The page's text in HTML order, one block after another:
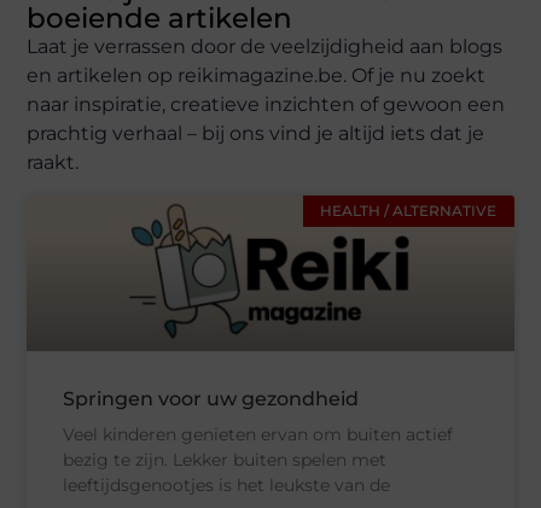
boeiende artikelen
Laat je verrassen door de veelzijdigheid aan blogs
en artikelen op reikimagazine.be. Of je nu zoekt
naar inspiratie, creatieve inzichten of gewoon een
prachtig verhaal – bij ons vind je altijd iets dat je
raakt.
HEALTH / ALTERNATIVE
Springen voor uw gezondheid
Veel kinderen genieten ervan om buiten actief
bezig te zijn. Lekker buiten spelen met
leeftijdsgenootjes is het leukste van de